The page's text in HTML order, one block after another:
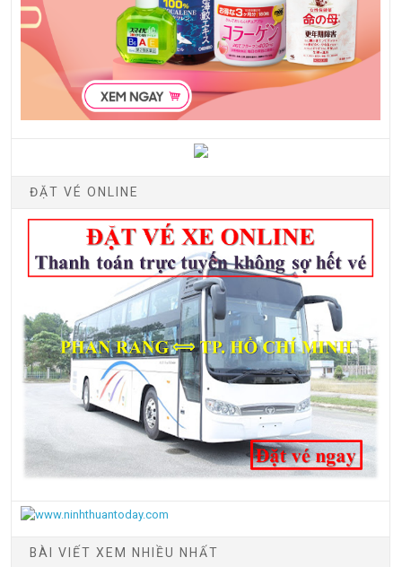
ĐẶT VÉ ONLINE
BÀI VIẾT XEM NHIỀU NHẤT